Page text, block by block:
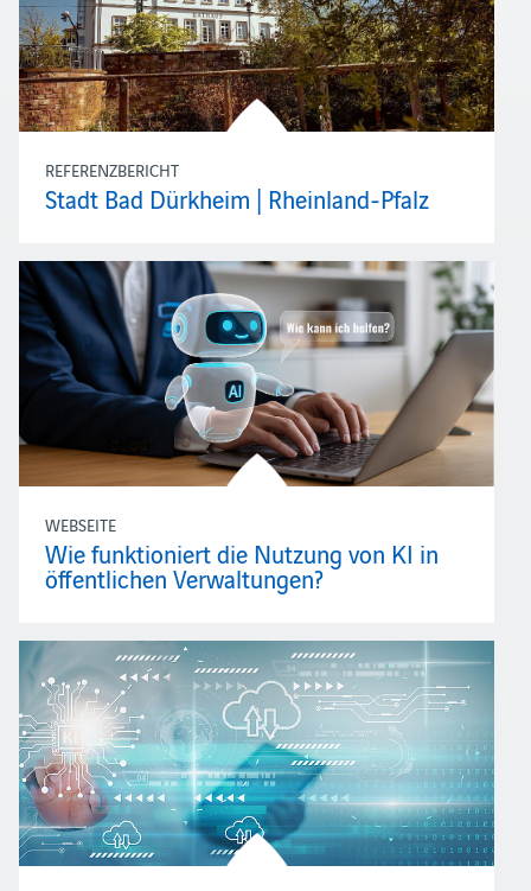
REFERENZBERICHT
Stadt Bad Dürkheim | Rheinland-Pfalz
WEBSEITE
Wie funktioniert die Nutzung von KI in
öffentlichen Verwaltungen?